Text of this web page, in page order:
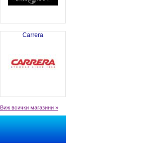
Carrera
Виж всички магазини »